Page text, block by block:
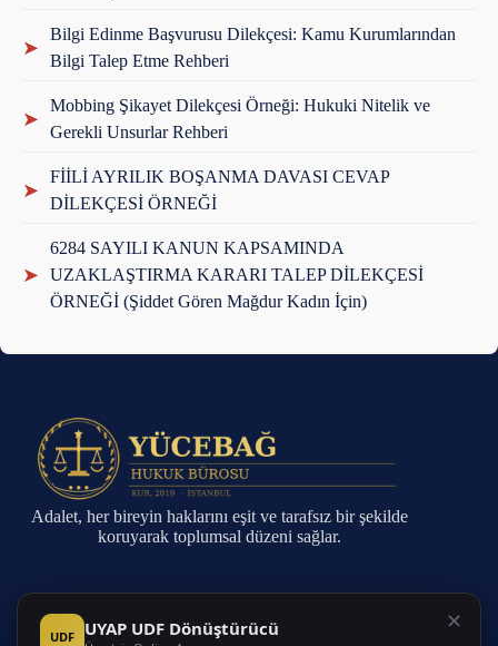
➤
Bilgi Edinme Başvurusu Dilekçesi: Kamu Kurumlarından
Bilgi Talep Etme Rehberi
➤
Mobbing Şikayet Dilekçesi Örneği: Hukuki Nitelik ve
Gerekli Unsurlar Rehberi
➤
FİİLİ AYRILIK BOŞANMA DAVASI CEVAP
DİLEKÇESİ ÖRNEĞİ
➤
6284 SAYILI KANUN KAPSAMINDA
UZAKLAŞTIRMA KARARI TALEP DİLEKÇESİ
ÖRNEĞİ (Şiddet Gören Mağdur Kadın İçin)
Adalet, her bireyin haklarını eşit ve tarafsız bir şekilde
koruyarak toplumsal düzeni sağlar.
✕
UDF UYAP UDF Dönüştürücü